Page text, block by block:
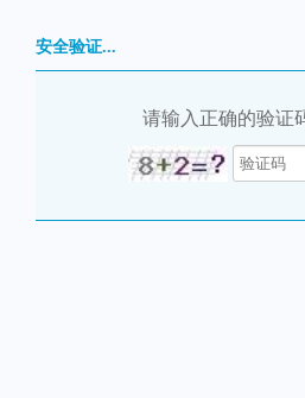
安全验证...
请输入正确的验证